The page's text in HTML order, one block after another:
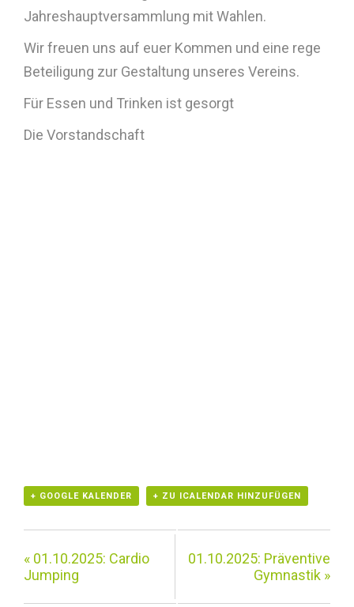
Jahreshauptversammlung mit Wahlen.
Wir freuen uns auf euer Kommen und eine rege
Beteiligung zur Gestaltung unseres Vereins.
Für Essen und Trinken ist gesorgt
Die Vorstandschaft
+ GOOGLE KALENDER + ZU ICALENDAR HINZUFÜGEN
« 01.10.2025: Cardio
Jumping
01.10.2025: Präventive
Gymnastik »